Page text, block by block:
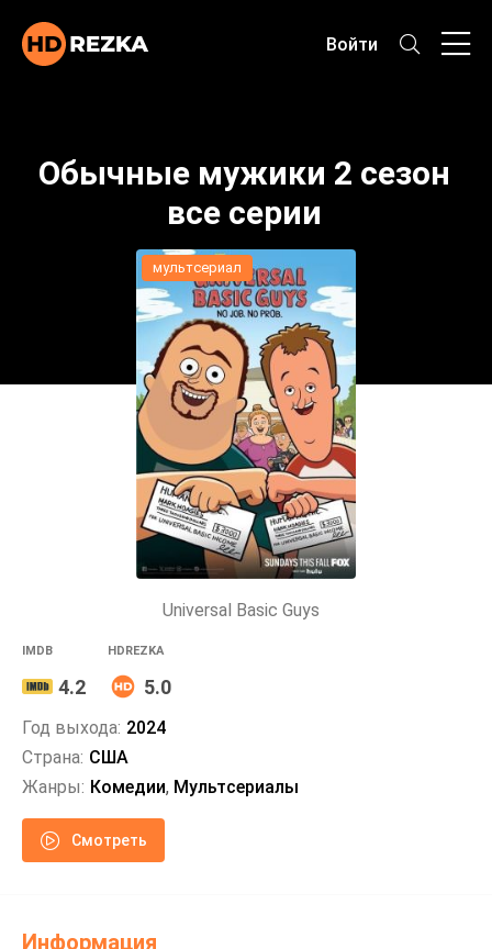
Войти
Обычные мужики 2 сезон
все серии
мультсериал
Universal Basic Guys
IMDB
4.2
HDREZKA
5.0
Год выхода: 2024
Страна: США
Жанры: Комедии, Мультсериалы
Смотреть
Информация